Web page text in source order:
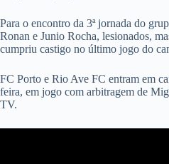
Para o encontro da 3ª jornada do
Ronan e Junio Rocha, lesionados,
cumpriu castigo no último jogo do
FC Porto e Rio Ave FC entram em
feira, em jogo com arbitragem de
TV.